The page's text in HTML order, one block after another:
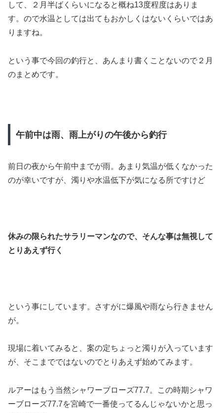
して、２月半ばくらいになると概ね13度程度はありま
す。ので水温としては出てもおかしくはないくらいではあ
りますね。
という事で今回の釣行と、あんまり書くことないので２月
のまとめです。
午前中は雨、雨上がりの午後から釣行
前日の夜から午前中までが雨。あまり気温が低くなかった
のが幸いですが、濁りや水温低下が気になる所ですけど
休みの限られたサラリーマンなので、そんな事は無視して
とりあえず行く
という事にしています。さすがに爆風や雨なら行きません
が。
現場に着いてみると、案の定ちょっと濁りが入っています
が、そこまでではないのでとりあえず始めてみます。
ルアーはもう当然シャワーブローズ77.7。この時期シャワ
ーブローズ77.7を宮崎で一番使ってるんじゃないかと思っ